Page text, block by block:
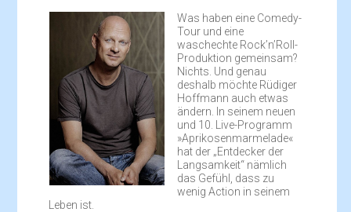
Was haben eine Comedy-
Tour und eine
waschechte Rock’n’Roll-
Produktion gemeinsam?
Nichts. Und genau
deshalb möchte Rüdiger
Hoffmann auch etwas
ändern. In seinem neuen
und 10. Live-Programm
»Aprikosenmarmelade«
hat der „Entdecker der
Langsamkeit“ nämlich
das Gefühl, dass zu
wenig Action in seinem
Leben ist.